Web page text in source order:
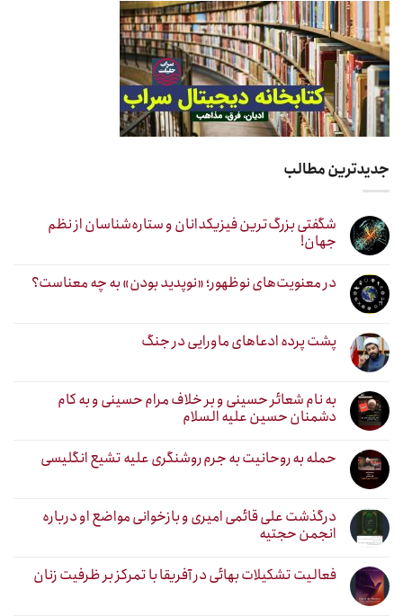
جدیدترین مطالب
شگفتی بزرگ‌ترین فیزیکدانان و ستاره‌شناسان از نظم
جهان!
در معنویت‌های نوظهور؛ «نوپدید بودن» به چه معناست؟
پشت پرده ادعاهای ماورایی در جنگ
به نام شعائر حسینی و بر خلاف مرام حسینی و به کام
دشمنان حسین علیه السلام
حمله به روحانیت به جرم روشنگری علیه تشیع انگلیسی
درگذشت علی قائمی امیری و بازخوانی مواضع او درباره
انجمن حجتیه
فعالیت تشکیلات بهائی در آفریقا با تمرکز بر ظرفیت زنان